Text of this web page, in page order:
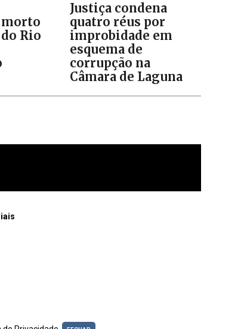
Rio
Justiça condena
quatro réus por
improbidade em
esquema de
corrupção na
Câmara de Laguna